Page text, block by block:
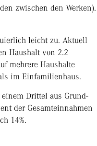
zwischen den Werken).
leicht zu. Aktuell
Haushalt von 2.2
mehrere Haushalte
im Einfamilienhaus.
Drittel aus Grund-
der Gesamteinnahmen
14%.